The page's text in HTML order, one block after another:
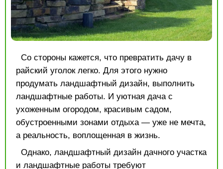
Со стороны кажется, что превратить дачу в
райский уголок легко. Для этого нужно
продумать ландшафтный дизайн, выполнить
ландшафтные работы. И уютная дача с
ухоженным огородом, красивым садом,
обустроенными зонами отдыха — уже не мечта,
а реальность, воплощенная в жизнь.
Однако, ландшафтный дизайн дачного участка
и ландшафтные работы требуют